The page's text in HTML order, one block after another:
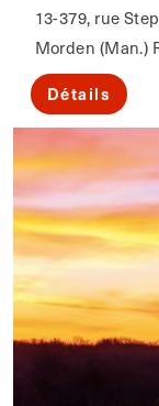
13-379, rue
Morden (Man.)
Détails